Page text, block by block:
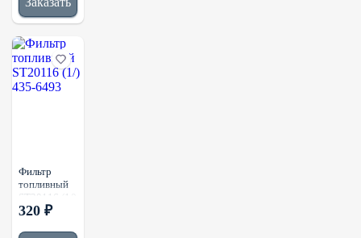
Фильтр
топливный
ST20116 (1/)
435-6493
320 ₽